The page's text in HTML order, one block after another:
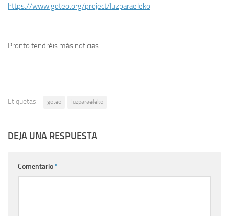
https://www.goteo.org/project/luzparaeleko
Pronto tendréis más noticias…
Etiquetas: goteo luzparaeleko
DEJA UNA RESPUESTA
Comentario*